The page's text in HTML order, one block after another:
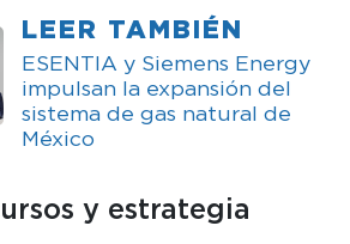
LEER TAMBIÉN
ESENTIA y Siemens Energy
impulsan la expansión del
sistema de gas natural de
México
y estrategia